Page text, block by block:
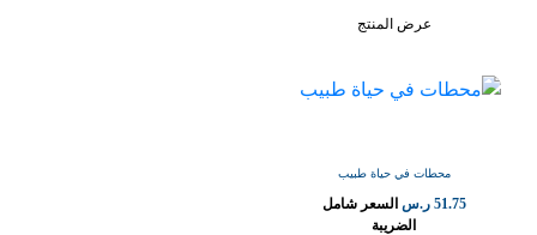
عرض المنتج
محطات في حياة طبيب
51.75 ر.س السعر شامل
الضريبة